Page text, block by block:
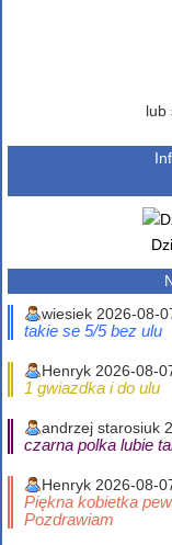
lub
wiesiek 2026-08-
takie se 5/5 bez ulu
Henryk 2026-08-
1 gwiazdka i do ulu
andrzej starosiuk
czarna polka lubie
Henryk 2026-08-
Piękna kobietka
Pozdrawiam